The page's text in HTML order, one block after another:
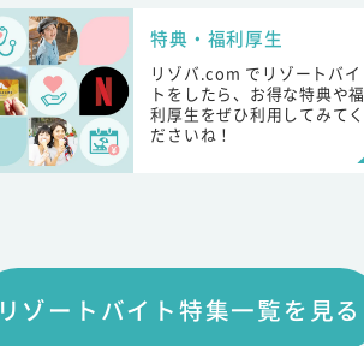
特典・福利厚生
リゾバ.com でリゾートバイ
トをしたら、お得な特典や福
利厚生をぜひ利用してみてく
ださいね！
リゾートバイト特集一覧を見る